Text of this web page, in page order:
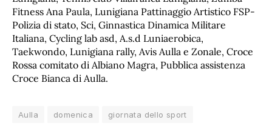
Fitness Ana Paula, Lunigiana Pattinaggio Artistico FSP-
Polizia di stato, Sci, Ginnastica Dinamica Militare
Italiana, Cycling lab asd, A.s.d Luniaerobica,
Taekwondo, Lunigiana rally, Avis Aulla e Zonale, Croce
Rossa comitato di Albiano Magra, Pubblica assistenza
Croce Bianca di Aulla.
Aulla domenica giornata dello sport